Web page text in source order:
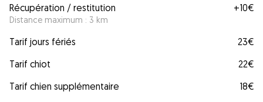
Récupération / restitution
Distance maximum : 3 km
+10€
Tarif jours fériés
23€
Tarif chiot
22€
Tarif chien supplémentaire
18€